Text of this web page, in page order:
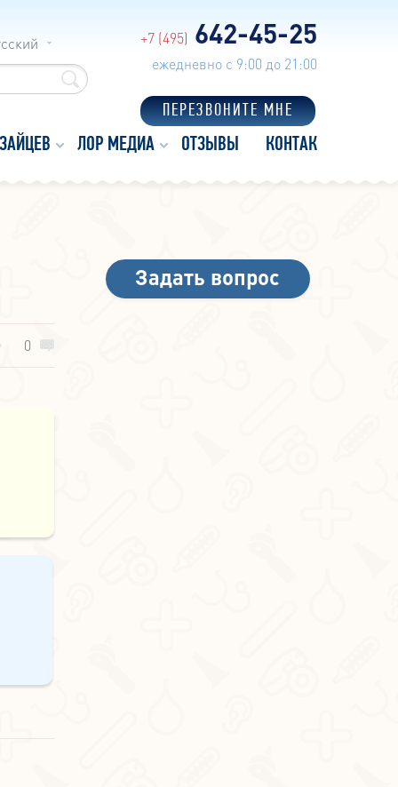
+7 (495) 642-45-25
ежедневно с 9:00 до 21:00
ПЕРЕЗВОНИТЕ МНЕ
ЛОР МЕДИА ОТЗЫВЫ КОНТАКТЫ
0
Задать вопрос